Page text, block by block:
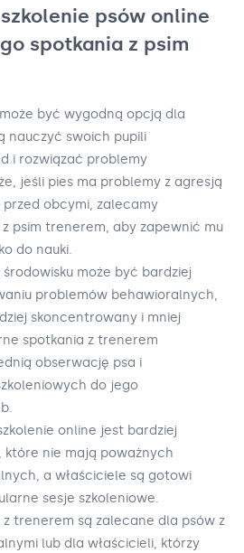
psów online
spotkania z psim
być wygodną opcją dla
nauczyć swoich pupili
i rozwiązać problemy
jeśli pies ma problemy z agresją
obcymi, zalecamy
psim trenerem, aby zapewnić mu
do nauki.
może być bardziej
problemów behawioralnych,
skoncentrowany i mniej
spotkania z trenerem
obserwację psa i
do jego
online jest bardziej
które nie mają poważnych
a właściciele są gotowi
sesje szkoleniowe.
trenerem są zalecane dla psów z
lub dla właścicieli, którzy